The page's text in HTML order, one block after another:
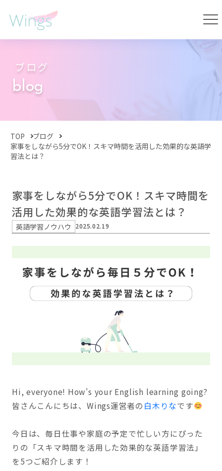
ブログ
blog
TOP
ブログ
家事をしながら5分でOK！スキマ時間を活用した効果的な英語学
習法とは？
家事をしながら5分でOK！スキマ時間を
活用した効果的な英語学習法とは？
英語学習ノウハウ 2025.02.19
Hi, everyone! How's your English learning going?
皆さんこんにちは、Wings運営者の 白木りなです
今日は、毎日仕事や家庭の予定で忙しい方にぴった
りの「スキマ時間を活用した効果的な英語学習法」
を5つご紹介します！